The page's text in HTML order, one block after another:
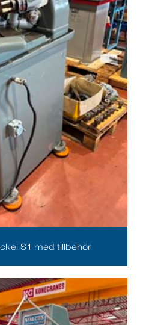
S1 med tillbehör